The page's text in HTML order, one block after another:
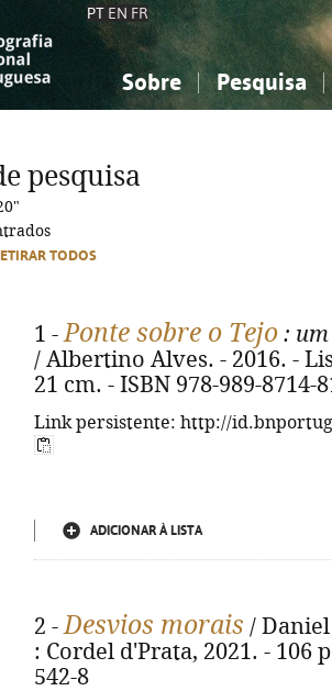
PT EN FR
Sobre Pesquisa
Ciências sociais...
Ciências sociais...
pesquisa
TODOS
1 -Ponte sobre o Tejo :
/ Albertino Alves. - 2016. -
21 cm. - ISBN 978-989-8714-
Link persistente: http://
ADICIONAR À LISTA
2 -Desvios morais /
: Cordel d'Prata, 2021. - 106
542-8